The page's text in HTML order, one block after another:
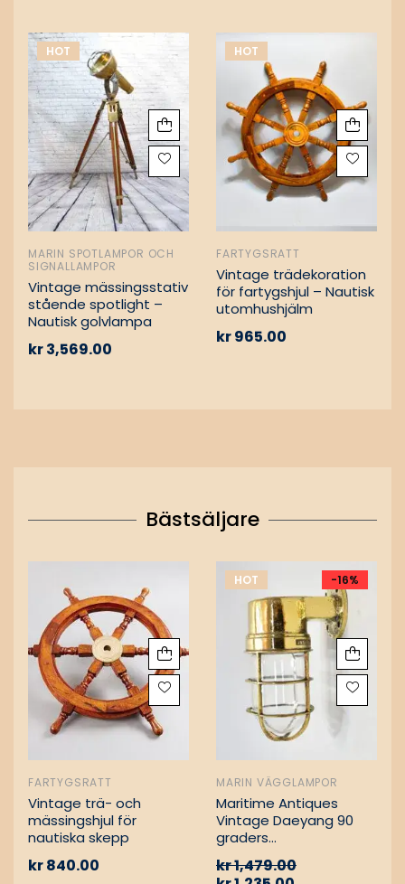
HOT
MARIN SPOTLAMPOR OCH
SIGNALLAMPOR
Vintage mässingsstativ
stående spotlight –
Nautisk golvlampa
kr3,569.00
HOT
FARTYGSRATT
Vintage trädekoration
för fartygshjul – Nautisk
utomhushjälm
kr965.00
Bästsäljare
FARTYGSRATT
Vintage trä- och
mässingshjul för
nautiska skepp
kr840.00
HOT -16%
MARIN VÄGGLAMPOR
Maritime Antiques
Vintage Daeyang 90
graders
kr1,479.00